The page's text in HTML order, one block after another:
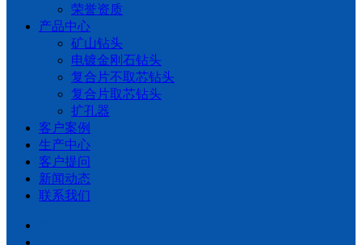
荣誉资质
产品中心
矿山钻头
电镀金刚石钻头
复合片不取芯钻头
复合片取芯钻头
扩孔器
客户案例
生产中心
客户提问
新闻动态
联系我们